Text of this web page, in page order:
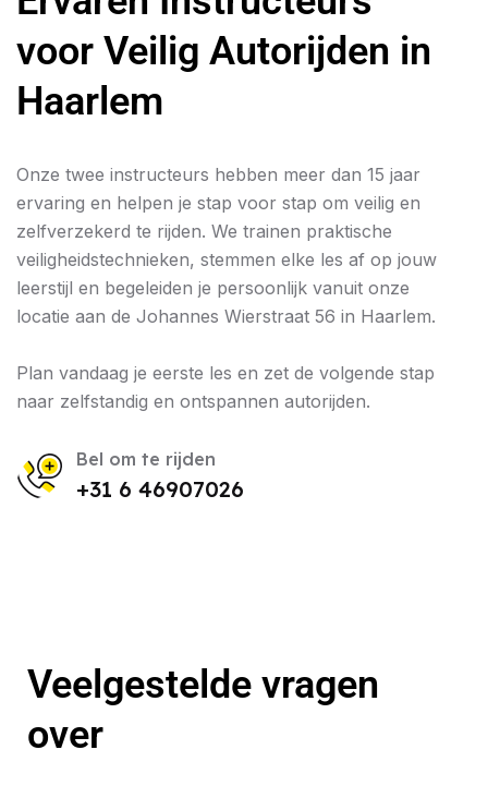
voor Veilig Autorijden in
Haarlem
Onze twee instructeurs hebben meer dan 15 jaar
ervaring en helpen je stap voor stap om veilig en
zelfverzekerd te rijden. We trainen praktische
veiligheidstechnieken, stemmen elke les af op jouw
leerstijl en begeleiden je persoonlijk vanuit onze
locatie aan de Johannes Wierstraat 56 in Haarlem.
Plan vandaag je eerste les en zet de volgende stap
naar zelfstandig en ontspannen autorijden.
Bel om te rijden
+31 6 46907026
Veelgestelde vragen
over